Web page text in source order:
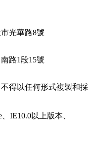
光華路8號
路1段15號
得以任何形式複製和採
IE10.0以上版本、